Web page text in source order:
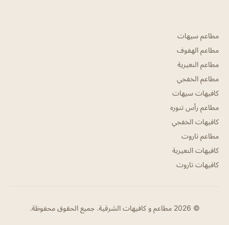
مطاعم سيهات
مطاعم الهفوف
مطاعم النعيرية
مطاعم الخفجي
كافيهات سيهات
مطاعم رأس تنوره
كافيهات الخفجي
مطاعم تاروت
كافيهات النعيرية
كافيهات تاروت
© 2026 مطاعم و كافيهات الشرقية. جميع الحقوق محفوظة.